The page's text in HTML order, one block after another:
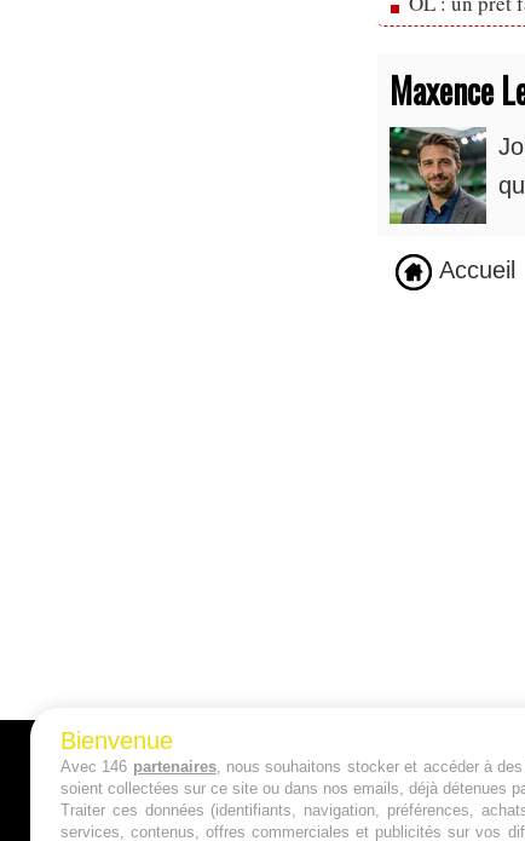
Maxence
Accueil
A PROPOS
Qui sommes nous ?
Bienvenue
Avec 146 partenaires, nous souhaitons stocker et accéder à
soient collectées sur ce site ou dans nos emails, déjà détenues
Traiter ces données (identifiants, navigation, préférences,
services, contenus, offres commerciales et publicités sur vos